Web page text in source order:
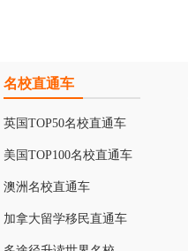
名校直通车
英国TOP50名校直通车
美国TOP100名校直通车
澳洲名校直通车
加拿大留学移民直通车